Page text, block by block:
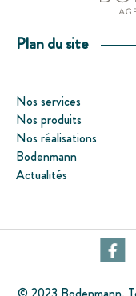
Plan du site
Nos services
Nos produits
Nos réalisations
Bodenmann
Actualités